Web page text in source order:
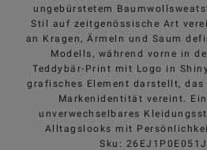
ungebürstetem
Stil auf zeitgenössische Art
an Kragen, Ärmeln und Saum
Modells, während vorne in
Teddybär-Print mit Logo in
grafisches Element darstellt, das
Markenidentität vereint.
unverwechselbares
Alltagslooks mit
Sku :